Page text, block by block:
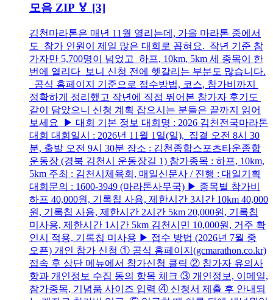
모음 ZIP 🏅 [3]
김천마라톤은 매년 11월 열리는데, 가을 마라톤 중에서
도 참가 인원이 제일 많은 대회로 꼽혀요. 작년 기준 참
가자만 5,700명이 넘었고 하프, 10km, 5km 세 종목이 한
번에 열리다 보니 신청 전에 헷갈리는 부분도 많습니다.
공식 홈페이지 기준으로 접수방법, 코스, 참가비까지
정확하게 정리했고 작년에 직접 뛰어본 참가자 후기도
같이 담았으니 신청 계획 잡으시는 분들은 끝까지 읽어
보세요 ▶ 대회 기본 정보 대회명 : 2026 김천전국마라톤
대회 대회일시 : 2026년 11월 1일(일), 집결 오전 8시 30
분, 출발 오전 9시 30분 장소 : 김천종합스포츠타운종합
운동장 (경북 김천시 운동장길 1) 참가종목 : 하프, 10km,
5km 주최 : 김천시체육회, 매일신문사 / 진행 : 대일기획
대회문의 : 1600-3949 (마라톤사무국) ▶ 종목별 참가비
하프 40,000원, 기록칩 사용, 제한시간 3시간 10km 40,000
원, 기록칩 사용, 제한시간 2시간 5km 20,000원, 기록칩
미사용, 제한시간 1시간 5km 김천시민 10,000원, 거주 확
인시 적용, 기록칩 미사용 ▶ 접수 방법 (2026년 7월 중
오픈) 개인 참가 신청 ① 공식 홈페이지(gcmarathon.co.kr)
접속 후 상단 메뉴에서 참가신청 클릭 ② 참가자 유의사
항과 개인정보 수집 동의 항목 체크 ③ 개인정보, 이메일,
참가종목, 기념품 사이즈 입력 ④ 신청서 제출 후 안내되